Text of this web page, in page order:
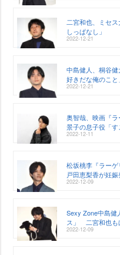
二宮和也、ミセ
しっぱなし」
2022-12-21
中島健人、桐谷健
好きだな俺のこと
2022-12-21
奥智哉、映画『
景子の息子役「す
2022-12-11
松坂桃李『ラー
戸田恵梨香が妊
2022-12-09
Sexy Zone中島健
ス」 二宮和也も
2022-12-09